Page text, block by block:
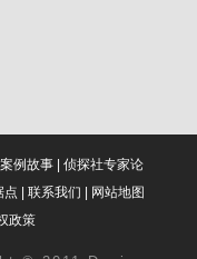
案例故事| 侦探社专家论
点 | 联系我们 | 网站地图
政策